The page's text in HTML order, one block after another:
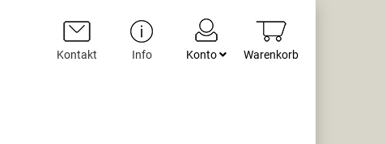
Warenkorb
Konto
Info
Kontakt